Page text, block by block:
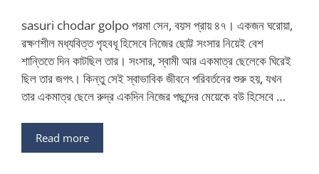
sasuri chodar golpo পরমা সেন, বয়স প্রায় ৪৭। একজন ঘরোয়া,
রক্ষণশীল মধ্যবিত্ত গৃহবধূ হিসেবে নিজের ছোট্ট সংসার নিয়েই বেশ
শান্তিতে দিন কাটছিল তার। সংসার, স্বামী আর একমাত্র ছেলেকে ঘিরেই
ছিল তার জগৎ। কিন্তু সেই স্বাভাবিক জীবনে পরিবর্তনের শুরু হয়, যখন
তার একমাত্র ছেলে রুদ্র একদিন নিজের পছন্দের মেয়েকে বউ হিসেবে …
Read more